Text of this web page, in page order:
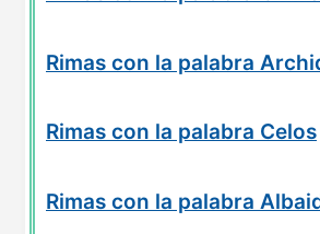
Rimas con la palabra
Rimas con la palabra Celos
Rimas con la palabra